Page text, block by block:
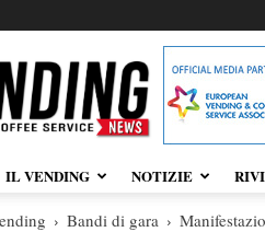
Vendingnews.it
IL VENDING NOTIZIE
Bandi di gara